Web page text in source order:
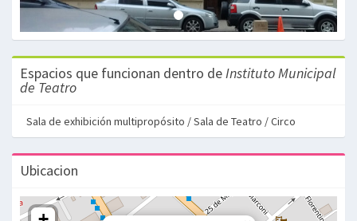
Espacios que funcionan dentro deInstituto Municipal
de Teatro
Sala de exhibición multipropósito / Sala de Teatro / Circo
Ubicacion